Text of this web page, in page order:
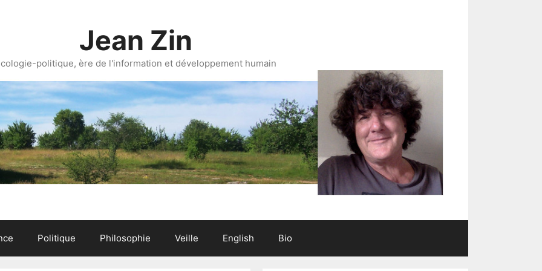
Jean Zin
politique, ère de l'information et développement humain
Politique Philosophie Veille English Bio